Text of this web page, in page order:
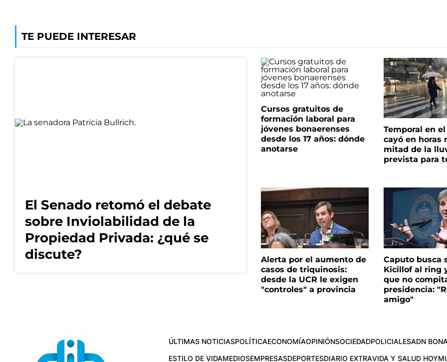
TE PUEDE INTERESAR
El Senado retomó el debate
sobre Inviolabilidad de la
Propiedad Privada: ¿qué se
discute?
Cursos gratuitos de
formación laboral para
jóvenes bonaerenses
desde los 17 años: dónde
anotarse
Temporal en el
cayó en horas
mitad de la
prevista para
Alerta por el aumento de
casos de triquinosis:
desde la UCR le exigen
"controles" a provincia
Caputo busca
Kicillof al ring
que no
presidencia:
amigo"
ÚLTIMAS NOTICIASPOLÍTICAECONOMÍAOPINIÓNSOCIEDADPOLICIALESADN
ESTILO DE VIDAMEDIOSEMPRESASDEPORTESDIARIO EXTRAVIDA Y SALUD HOY